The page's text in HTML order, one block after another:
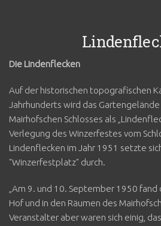
Die Lindenflecken
Auf der historischen topografischen
Jahrhunderts wird das
Mairhofschen Schlosses als
Verlegung des Winzerfestes vom
Lindenflecken im Jahr 1951 setzte
"Winzerfestplatz" durch.
„Am 9. und 10. September 1950
Hof und in den Räumen des
Veranstalter aber waren sich einig,